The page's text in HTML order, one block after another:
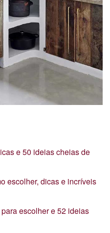
e 50 ideias cheias de
escolher, dicas e incríveis
escolher e 52 ideias